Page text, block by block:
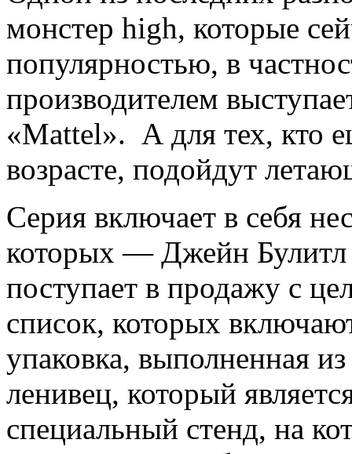
монстер high, которые
популярностью, в
производителем
«Mattel». А для тех, кто
возрасте, подойдут
Серия включает в себя
которых — Джейн
поступает в продажу с
список, которых
упаковка, выполненная
ленивец, который
специальный стенд, на